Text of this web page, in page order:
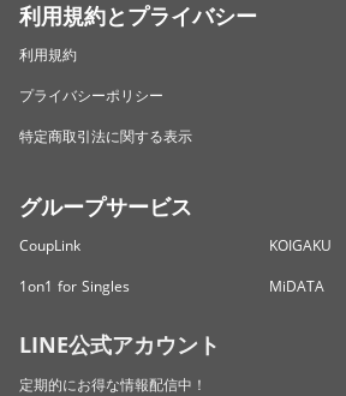
利用規約とプライバシー
利用規約
プライバシーポリシー
特定商取引法に関する表示
グループサービス
CoupLink
KOIGAKU
1on1 for Singles
MiDATA
LINE公式アカウント
定期的にお得な情報配信中！